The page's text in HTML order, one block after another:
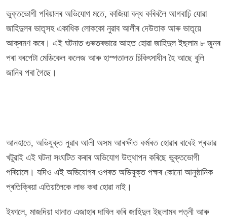
ভুক্তভোগী পৰিয়ালৰ অভিযোগ মতে, কাজিয়া বন্ধ কৰিবলৈ আগবাঢ়ি যোৱা
জাহিদুলৰ ভাতৃসহ একাধিক লোককো নুৱাব আলীৰ দেউতাক আৰু ভাতৃয়ে
আক্ৰমণ কৰে। এই ঘটনাত গুৰুতৰভাৱে আহত হোৱা জাহিদুল ইছলাম ৮ জুনৰ
পৰা বৰপেটা মেডিকেল কলেজ আৰু হাস্পতালত চিকিৎসাধীন হৈ আছে বুলি
জানিব পৰা গৈছে।
আনহাতে, অভিযুক্ত নুৱাব আলী অসম আৰক্ষীত কৰ্মৰত হোৱাৰ বাবেই প্ৰভাৱ
খটুৱাই এই ঘটনা সংঘটিত কৰাৰ অভিযোগ উত্থাপন কৰিছে ভুক্তভোগী
পৰিয়ালে। যদিও এই অভিযোগৰ ওপৰত অভিযুক্ত পক্ষৰ কোনো আনুষ্ঠানিক
প্ৰতিক্ৰিয়া এতিয়ালৈকে লাভ কৰা হোৱা নাই।
ইফালে, মাজদিয়া থানাত এজাহাৰ দাখিল কৰি জাহিদুল ইছলামৰ পত্নী আৰু